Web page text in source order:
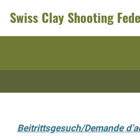
Swiss Clay Shooting
Beitrittsgesuch/Demande